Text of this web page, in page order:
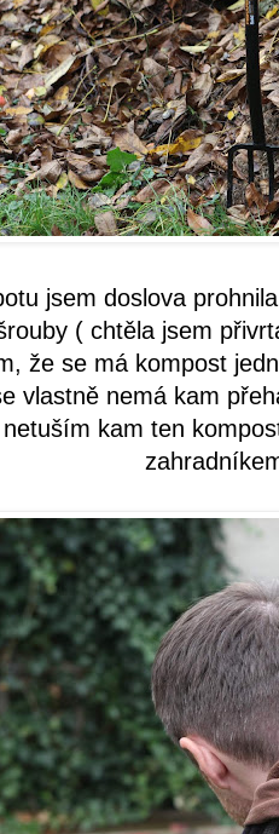
jsem doslova
( chtěla jsem
že se má kompost
vlastně nemá kam
kam ten